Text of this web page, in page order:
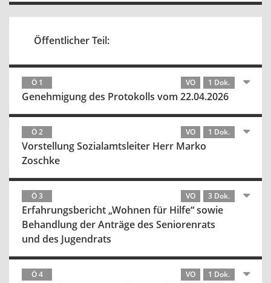
Öffentlicher Teil:
Ö 1 VO 1 Dok.
Genehmigung des Protokolls vom 22.04.2026
Ö 2 VO 1 Dok.
Vorstellung Sozialamtsleiter Herr Marko
Zoschke
Ö 3 VO 3 Dok.
Erfahrungsbericht „Wohnen für Hilfe“ sowie
Behandlung der Anträge des Seniorenrats
und des Jugendrats
Ö 4 VO 1 Dok.